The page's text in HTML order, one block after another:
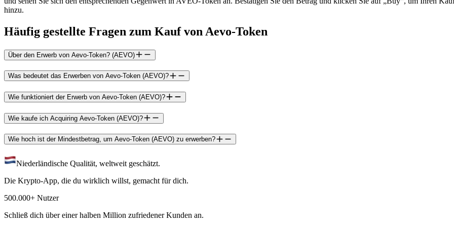
hinzu.
Häufig gestellte Fragen zum Kauf von Aevo-Token
Über den Erwerb von Aevo-Token? (AEVO)
Was bedeutet das Erwerben von Aevo-Token (AEVO)?
Wie funktioniert der Erwerb von Aevo-Token (AEVO)?
Wie kaufe ich Acquiring Aevo-Token (AEVO)?
Wie hoch ist der Mindestbetrag, um Aevo-Token (AEVO) zu erwerben?
Niederländische Qualität, weltweit geschätzt.
Die Krypto-App, die du wirklich willst, gemacht für dich.
500.000+ Nutzer
Schließ dich über einer halben Million zufriedener Kunden an.